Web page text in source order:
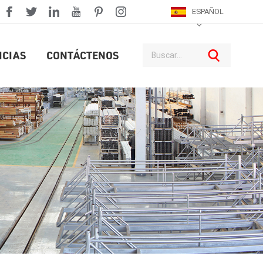
ESPAÑOL
CONTÁCTENOS